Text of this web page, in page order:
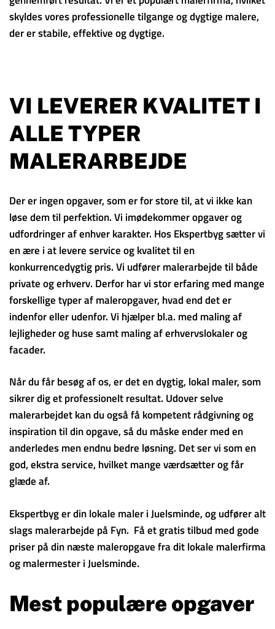
skyldes vores professionelle tilgange og dygtige malere,
der er stabile, effektive og dygtige.
VI LEVERER KVALITET I
ALLE TYPER
MALERARBEJDE
Der er ingen opgaver, som er for store til, at vi ikke kan
løse dem til perfektion. Vi imødekommer opgaver og
udfordringer af enhver karakter. Hos Ekspertbyg sætter vi
en ære i at levere service og kvalitet til en
konkurrencedygtig pris. Vi udfører malerarbejde til både
private og erhverv. Derfor har vi stor erfaring med mange
forskellige typer af maleropgaver, hvad end det er
indenfor eller udenfor. Vi hjælper bl.a. med maling af
lejligheder og huse samt maling af erhvervslokaler og
facader.
Når du får besøg af os, er det en dygtig, lokal maler, som
sikrer dig et professionelt resultat. Udover selve
malerarbejdet kan du også få kompetent rådgivning og
inspiration til din opgave, så du måske ender med en
anderledes men endnu bedre løsning. Det ser vi som en
god, ekstra service, hvilket mange værdsætter og får
glæde af.
Ekspertbyg er din lokale maler i Juelsminde, og udfører alt
slags malerarbejde på Fyn. Få et gratis tilbud med gode
priser på din næste maleropgave fra dit lokale malerfirma
og malermester i Juelsminde.
Mest populære opgaver